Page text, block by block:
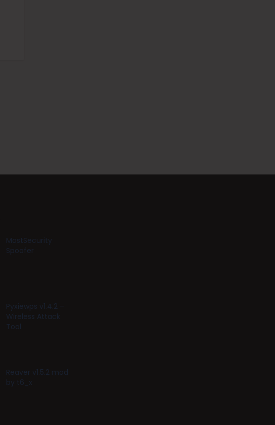
MostSecurity
Spoofer
Pyxiewps v1.4.2 –
Wireless Attack
Tool
Reaver v1.5.2 mod
by t6_x